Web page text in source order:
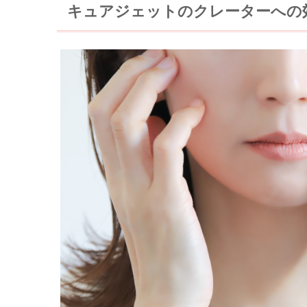
キュアジェットのクレーターへの